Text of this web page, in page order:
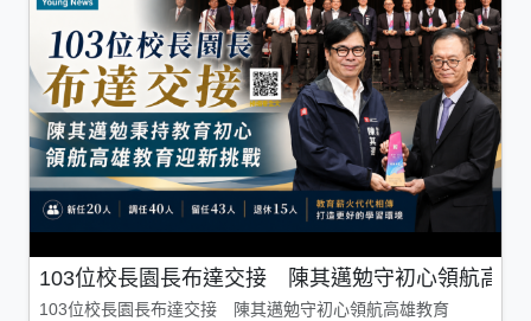
103位校長園長布達交接 陳其邁勉守初心領航高雄
103位校長園長布達交接 陳其邁勉守初心領航高雄教育